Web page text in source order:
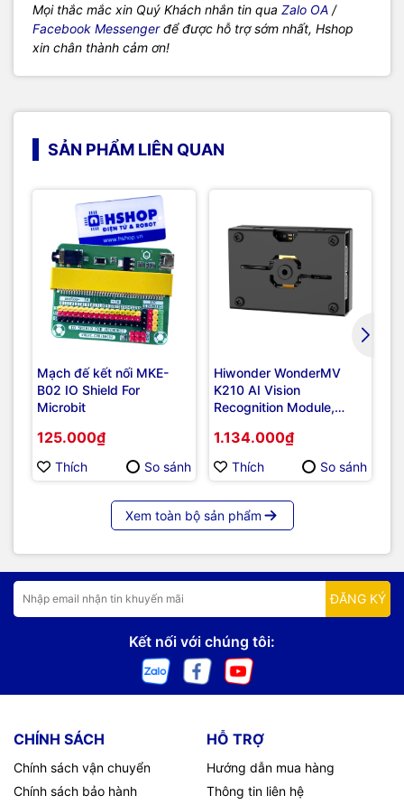
Mọi thắc mắc xin Quý Khách nhắn tin qua Zalo OA /
Facebook Messengerđể được hỗ trợ sớm nhất, Hshop
xin chân thành cảm ơn!
SẢN PHẨM LIÊN QUAN
Mạch đế kết nối MKE-
B02 IO Shield For
Microbit
125.000₫
Thích So sánh
Hiwonder WonderMV
K210 AI Vision
Recognition Module,
MicroPython, UART/I2C
1.134.000₫
Thích So sánh
Xem toàn bộ sản phẩm
ĐĂNG KÝ
Kết nối với chúng tôi:
CHÍNH SÁCH
Chính sách vận chuyển
Chính sách bảo hành
HỖ TRỢ
Hướng dẫn mua hàng
Thông tin liên hệ